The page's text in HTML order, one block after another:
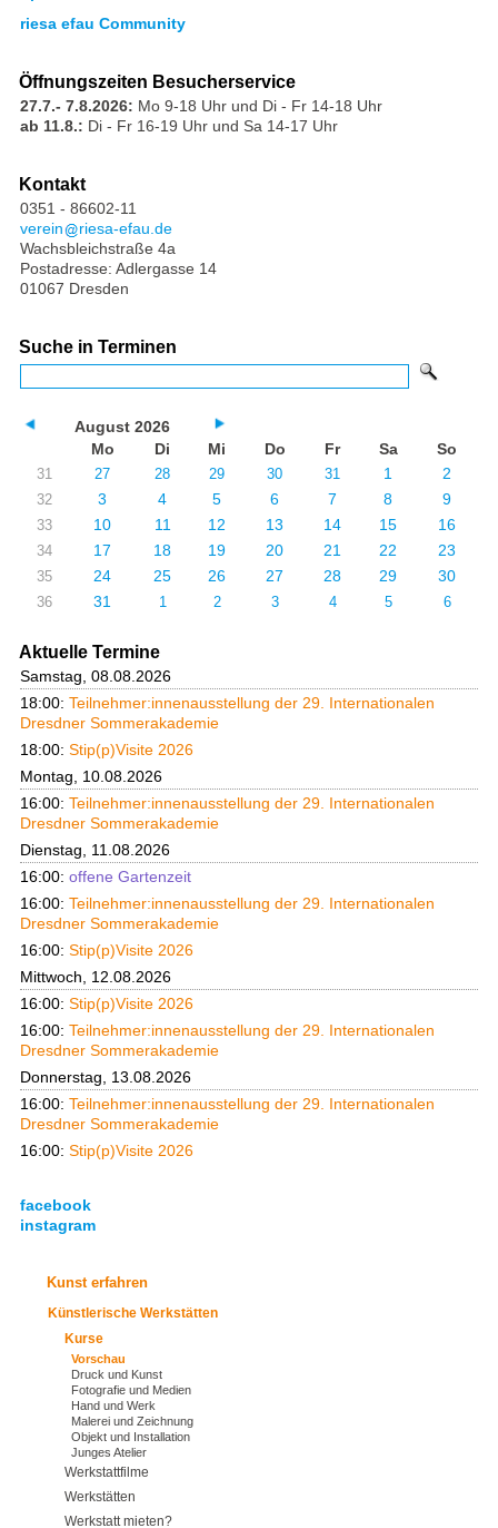
riesa efau Community
Öffnungszeiten Besucherservice
27.7.- 7.8.2026: Mo 9-18 Uhr und Di - Fr 14-18 Uhr
ab 11.8.: Di - Fr 16-19 Uhr und Sa 14-17 Uhr
Kontakt
0351 - 86602-11
verein
riesa-efau.de
Wachsbleichstraße 4a
Postadresse: Adlergasse 14
01067 Dresden
Suche in Terminen
August 2026
Mo
Di Mi Do Fr Sa So
31 27 28 29 30 31 1 2
32 3 4 5 6 7 8 9
33 10 11 12 13 14 15 16
34 17 18 19 20 21 22 23
35 24 25 26 27 28 29 30
36 31 1 2 3 4 5 6
Aktuelle Termine
Samstag, 08.08.2026
18:00: Teilnehmer:innenausstellung der 29. Internationalen
Dresdner Sommerakademie
18:00: Stip(p)Visite 2026
Montag, 10.08.2026
16:00: Teilnehmer:innenausstellung der 29. Internationalen
Dresdner Sommerakademie
Dienstag, 11.08.2026
16:00: offene Gartenzeit
16:00: Teilnehmer:innenausstellung der 29. Internationalen
Dresdner Sommerakademie
16:00: Stip(p)Visite 2026
Mittwoch, 12.08.2026
16:00: Stip(p)Visite 2026
16:00: Teilnehmer:innenausstellung der 29. Internationalen
Dresdner Sommerakademie
Donnerstag, 13.08.2026
16:00: Teilnehmer:innenausstellung der 29. Internationalen
Dresdner Sommerakademie
16:00: Stip(p)Visite 2026
facebook
instagram
Kunst erfahren
Künstlerische Werkstätten
Kurse
Vorschau
Druck und Kunst
Fotografie und Medien
Hand und Werk
Malerei und Zeichnung
Objekt und Installation
Junges Atelier
Werkstattfilme
Werkstätten
Werkstatt mieten?